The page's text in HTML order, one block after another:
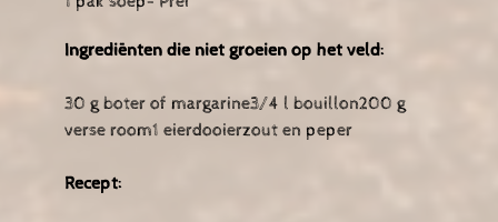
Ingrediënten die niet groeien op het veld:
30 g boter of margarine3/4 l bouillon200 g
verse room1 eierdooierzout en peper
Recept: